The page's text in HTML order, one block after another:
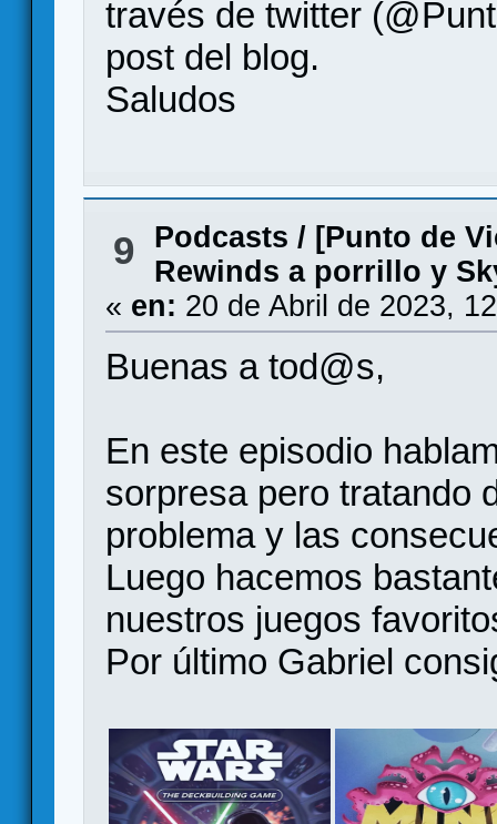
través de twitter
post del blog.
Saludos
9 Podcasts / [Punto de
Rewinds a porrillo y
« en: 20 de Abril de 2023,
Buenas a tod@s,
En este episodio
sorpresa pero tratando
problema y las
Luego hacemos
nuestros juegos
Por último Gabriel